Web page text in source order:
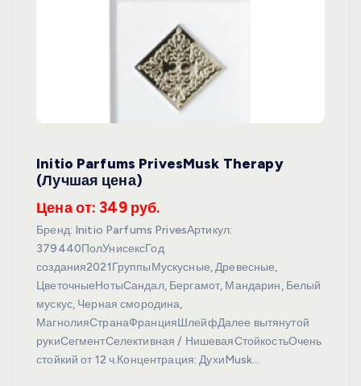
Initio Parfums PrivesMusk Therapy
(Лучшая цена)
Цена от: 349 руб.
Бренд: Initio Parfums PrivesАртикул:
379440ПолУнисексГод
создания2021ГруппыМускусные, Древесные,
ЦветочныеНотыСандал, Бергамот, Мандарин, Белый
мускус, Черная смородина,
МагнолияСтранаФранцияШлейфДалее вытянутой
рукиСегментСелективная / НишеваяСтойкостьОчень
стойкий от 12 ч.Концентрация: ДухиMusk…